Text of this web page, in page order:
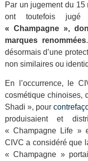
Par un jugement du
ont toutefois
« Champagne »,
marques renommées
désormais d’une
non similaires ou
En l’occurrence, le
cosmétique chinoises,
Shadi », pour
produisaient et
« Champagne Life »
CIVC a considéré que
« Champagne »